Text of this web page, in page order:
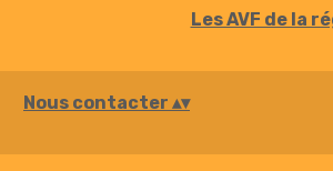
Les AVF de la
Nous contacter ▴▾